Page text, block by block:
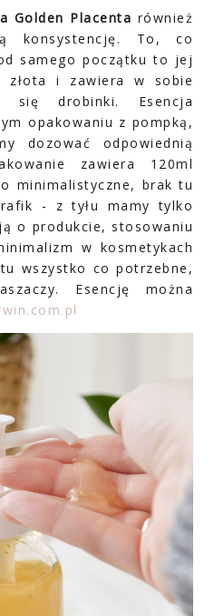
Golden Placenta również
konsystencję. To, co
samego początku to jej
i zawiera w sobie
się drobinki. Esencja
opakowaniu z pompką,
dozować odpowiednią
zawiera 120ml
minimalistyczne, brak tu
- z tyłu mamy tylko
o produkcie, stosowaniu
w kosmetykach
wszystko co potrzebne,
Esencję można